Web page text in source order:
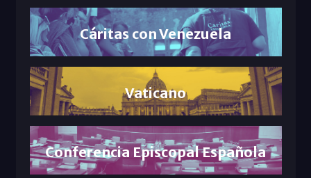
Cáritas con Venezuela
Vaticano
Conferencia Episcopal Española